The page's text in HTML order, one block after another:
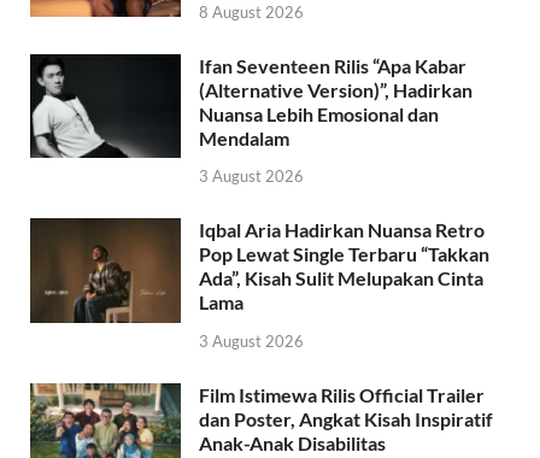
8 August 2026
Ifan Seventeen Rilis “Apa Kabar
(Alternative Version)”, Hadirkan
Nuansa Lebih Emosional dan
Mendalam
3 August 2026
Iqbal Aria Hadirkan Nuansa Retro
Pop Lewat Single Terbaru “Takkan
Ada”, Kisah Sulit Melupakan Cinta
Lama
3 August 2026
Film Istimewa Rilis Official Trailer
dan Poster, Angkat Kisah Inspiratif
Anak-Anak Disabilitas